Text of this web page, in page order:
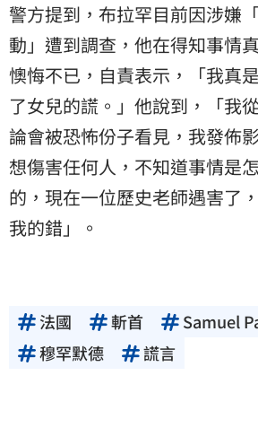
警方提到，布拉罕目前因涉嫌
動」遭到調查，他在得知事情
懊悔不已，自責表示，「我真
了女兒的謊。」他說到，「我
論會被恐怖份子看見，我發佈
想傷害任何人，不知道事情是
的，現在一位歷史老師遇害了
我的錯」。
法國 斬首 Samuel
穆罕默德
謊言